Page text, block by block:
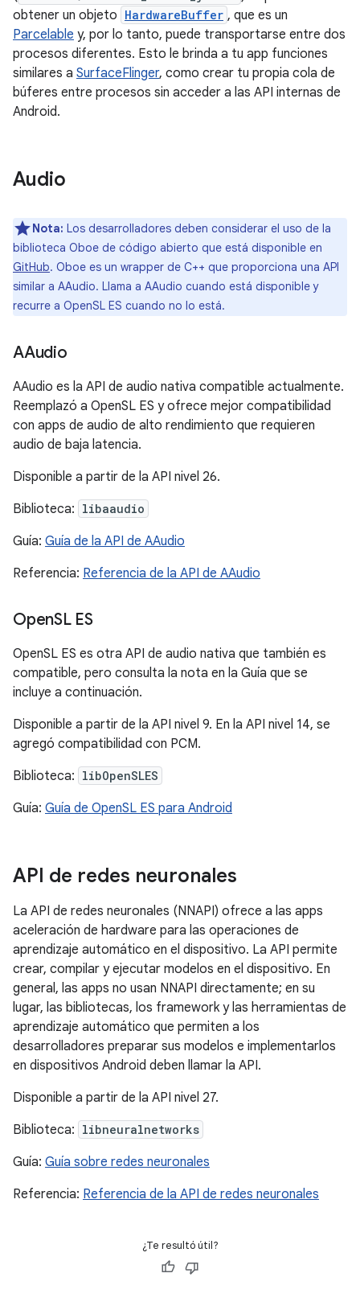
obtener un objeto HardwareBuffer , que es un
Parcelable y, por lo tanto, puede transportarse entre dos
procesos diferentes. Esto le brinda a tu app funciones
similares a SurfaceFlinger, como crear tu propia cola de
búferes entre procesos sin acceder a las API internas de
Android.
Audio
Nota: Los desarrolladores deben considerar el uso de la
biblioteca Oboe de código abierto que está disponible en
GitHub. Oboe es un wrapper de C++ que proporciona una API
similar a AAudio. Llama a AAudio cuando está disponible y
recurre a OpenSL ES cuando no lo está.
AAudio
AAudio es la API de audio nativa compatible actualmente.
Reemplazó a OpenSL ES y ofrece mejor compatibilidad
con apps de audio de alto rendimiento que requieren
audio de baja latencia.
Disponible a partir de la API nivel 26.
Biblioteca: libaaudio
Guía: Guía de la API de AAudio
Referencia: Referencia de la API de AAudio
OpenSL ES
OpenSL ES es otra API de audio nativa que también es
compatible, pero consulta la nota en la Guía que se
incluye a continuación.
Disponible a partir de la API nivel 9. En la API nivel 14, se
agregó compatibilidad con PCM.
Biblioteca: libOpenSLES
Guía: Guía de OpenSL ES para Android
API de redes neuronales
La API de redes neuronales (NNAPI) ofrece a las apps
aceleración de hardware para las operaciones de
aprendizaje automático en el dispositivo. La API permite
crear, compilar y ejecutar modelos en el dispositivo. En
general, las apps no usan NNAPI directamente; en su
lugar, las bibliotecas, los framework y las herramientas de
aprendizaje automático que permiten a los
desarrolladores preparar sus modelos e implementarlos
en dispositivos Android deben llamar la API.
Disponible a partir de la API nivel 27.
Biblioteca: libneuralnetworks
Guía: Guía sobre redes neuronales
Referencia: Referencia de la API de redes neuronales
¿Te resultó útil?